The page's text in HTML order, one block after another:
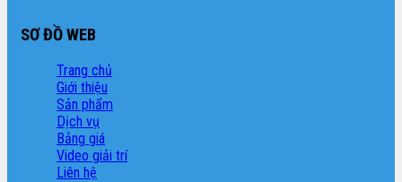
SƠ ĐỒ WEB
Trang chủ
Giới thiệu
Sản phẩm
Dịch vụ
Bảng giá
Video giải trí
Liên hệ